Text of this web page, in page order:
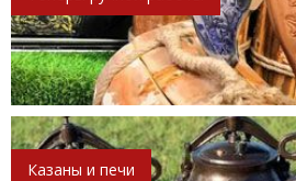
Казаны и печи